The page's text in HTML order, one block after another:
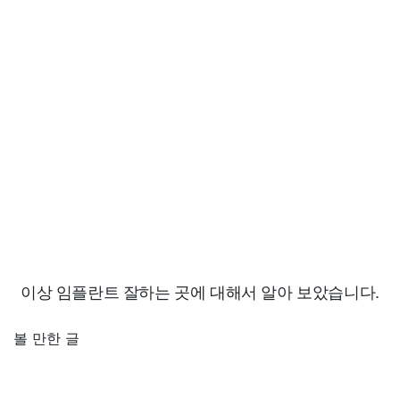
이상 임플란트 잘하는 곳에 대해서 알아 보았습니다.
볼 만한 글